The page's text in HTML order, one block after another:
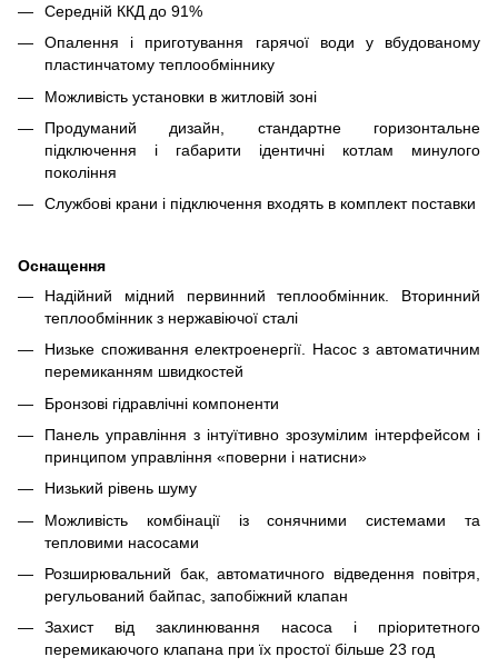
Середній ККД до 91%
Опалення і приготування гарячої води у вбудованому
пластинчатому теплообміннику
Можливість установки в житловій зоні
Продуманий дизайн, стандартне горизонтальне
підключення і габарити ідентичні котлам минулого
покоління
Службові крани і підключення входять в комплект поставки
Оснащення
Надійний мідний первинний теплообмінник. Вторинний
теплообмінник з нержавіючої сталі
Низьке споживання електроенергії. Насос з автоматичним
перемиканням швидкостей
Бронзові гідравлічні компоненти
Панель управління з інтуїтивно зрозумілим інтерфейсом і
принципом управління «поверни і натисни»
Низький рівень шуму
Можливість комбінації із сонячними системами та
тепловими насосами
Розширювальний бак, автоматичного відведення повітря,
регульований байпас, запобіжний клапан
Захист від заклинювання насоса і пріоритетного
перемикаючого клапана при їх простої більше 23 год